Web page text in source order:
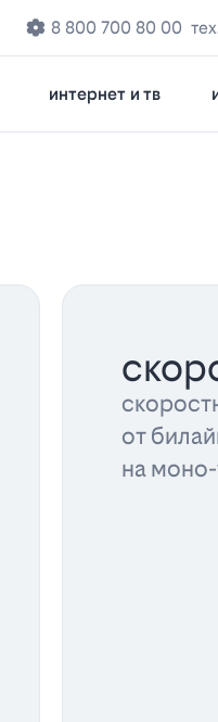
8 800 700 80 00
интернет и тв
от
на